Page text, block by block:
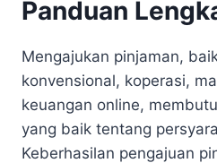
Panduan
Mengajukan pinjaman,
konvensional, koperasi,
keuangan online,
yang baik tentang
Keberhasilan pengajuan